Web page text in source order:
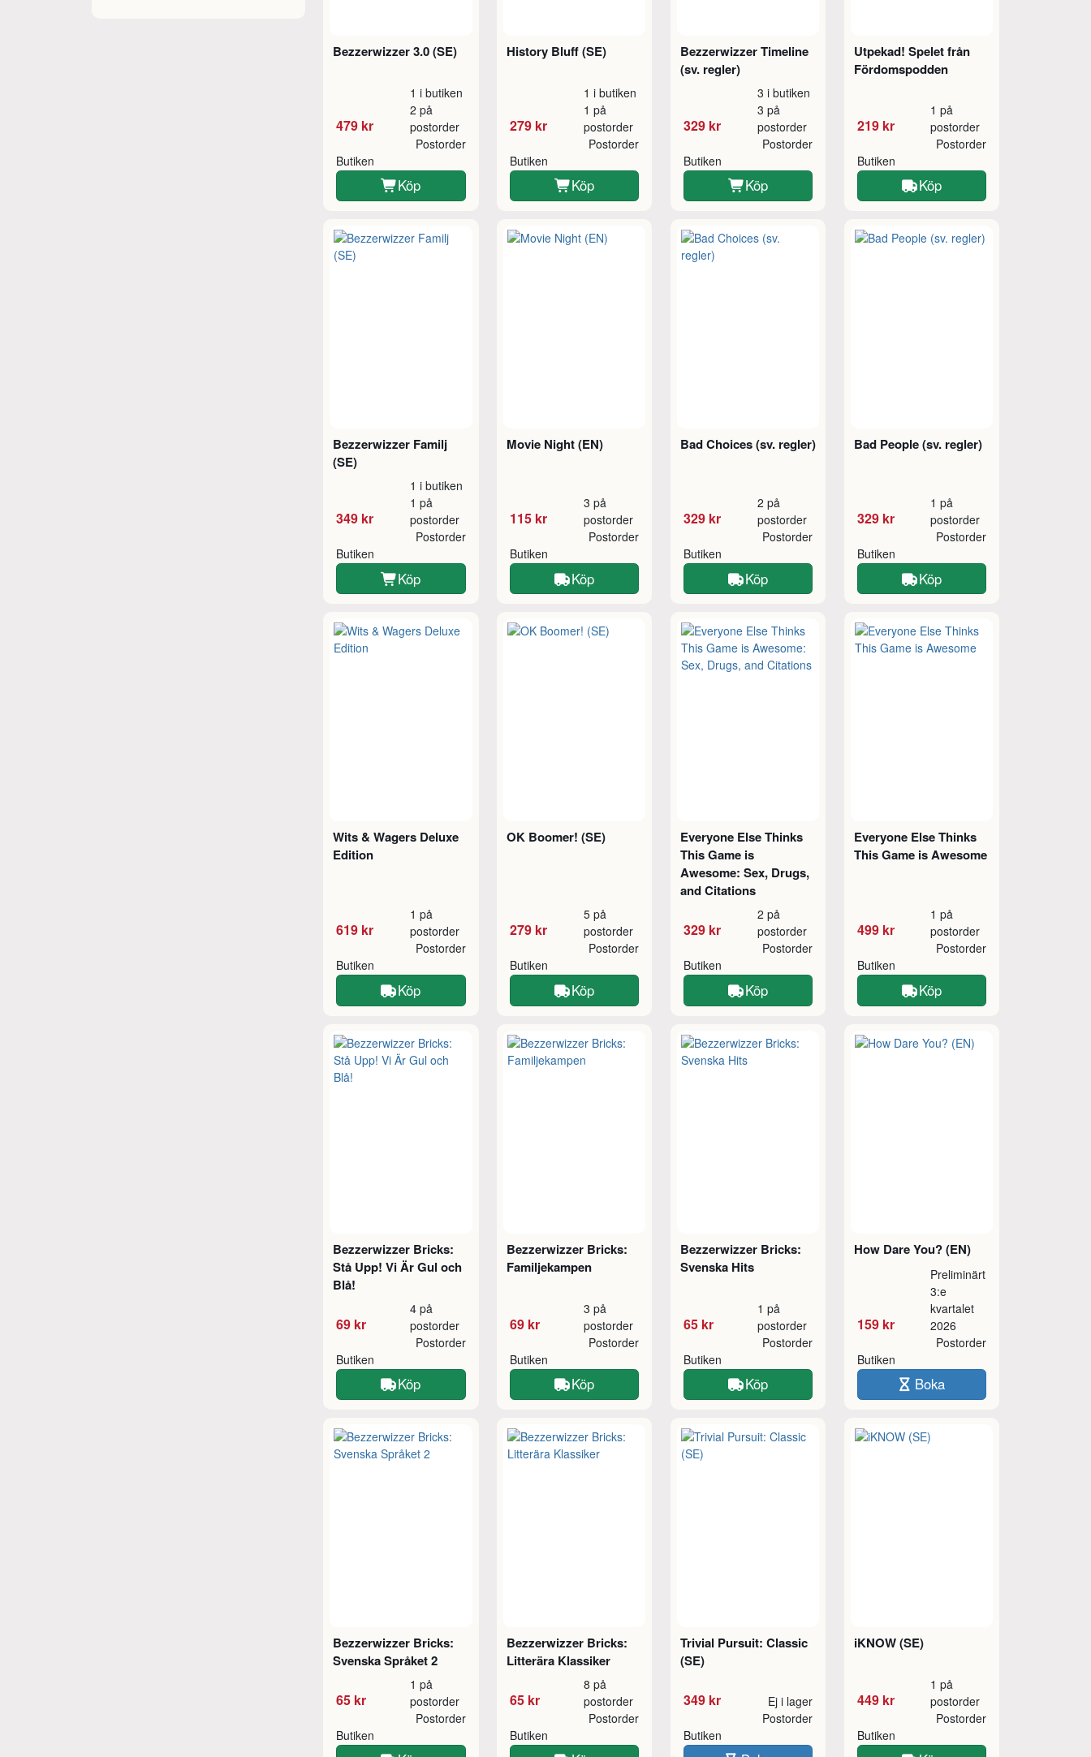
Bezzerwizzer 3.0 (SE)
479 kr
1 i butiken
2 på
postorder
Butiken
Postorder
Köp
History Bluff (SE)
279 kr
1 i butiken
1 på
postorder
Butiken
Postorder
Köp
Bezzerwizzer Timeline
(sv. regler)
329 kr
3 i butiken
3 på
postorder
Butiken
Postorder
Köp
Utpekad! Spelet från
Fördomspodden
219 kr
1 på
postorder
Butiken
Postorder
Köp
Bezzerwizzer Familj
(SE)
349 kr
1 i butiken
1 på
postorder
Butiken
Postorder
Köp
Movie Night (EN)
115 kr
3 på
postorder
Butiken
Postorder
Köp
Bad Choices (sv. regler)
329 kr
2 på
postorder
Butiken
Postorder
Köp
Bad People (sv. regler)
329 kr
1 på
postorder
Butiken
Postorder
Köp
Wits & Wagers Deluxe
Edition
619 kr
1 på
postorder
Butiken
Postorder
Köp
OK Boomer! (SE)
279 kr
5 på
postorder
Butiken
Postorder
Köp
Everyone Else Thinks
This Game is
Awesome: Sex, Drugs,
and Citations
329 kr
2 på
postorder
Butiken
Postorder
Köp
Everyone Else Thinks
This Game is Awesome
499 kr
1 på
postorder
Butiken
Postorder
Köp
Bezzerwizzer Bricks:
Stå Upp! Vi Är Gul och
Blå!
69 kr
4 på
postorder
Butiken
Postorder
Köp
Bezzerwizzer Bricks:
Familjekampen
69 kr
3 på
postorder
Butiken
Postorder
Köp
Bezzerwizzer Bricks:
Svenska Hits
65 kr
1 på
postorder
Butiken
Postorder
Köp
How Dare You? (EN)
159 kr
Preliminärt
3:e
kvartalet
2026
Butiken
Postorder
Boka
Bezzerwizzer Bricks:
Svenska Språket 2
65 kr
1 på
postorder
Butiken
Postorder
Bezzerwizzer Bricks:
Litterära Klassiker
65 kr
8 på
postorder
Butiken
Postorder
Trivial Pursuit: Classic
(SE)
349 kr Ej i lager
Butiken
Postorder
iKNOW (SE)
449 kr
1 på
postorder
Butiken
Postorder